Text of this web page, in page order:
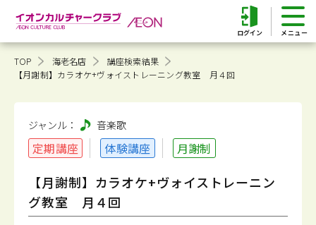
ログイン
TOP 海老名店
講座検索結果
【月謝制】カラオケ+ヴォイストレーニング教室 月４回
ジャンル： 音楽歌
定期講座 体験講座 月謝制
【月謝制】カラオケ+ヴォイストレーニン
グ教室 月４回